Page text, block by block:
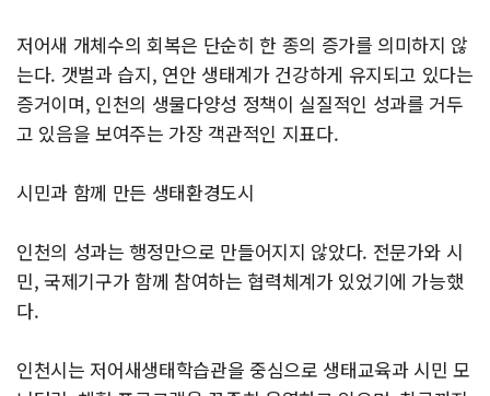
저어새 개체수의 회복은 단순히 한 종의 증가를 의미하지 않
는다. 갯벌과 습지, 연안 생태계가 건강하게 유지되고 있다는
증거이며, 인천의 생물다양성 정책이 실질적인 성과를 거두
고 있음을 보여주는 가장 객관적인 지표다.
시민과 함께 만든 생태환경도시
인천의 성과는 행정만으로 만들어지지 않았다. 전문가와 시
민, 국제기구가 함께 참여하는 협력체계가 있었기에 가능했
다.
인천시는 저어새생태학습관을 중심으로 생태교육과 시민 모